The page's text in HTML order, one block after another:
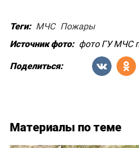
Теги: МЧС Пожары
Источник фото: фото ГУ МЧС
Поделиться:
Материалы по теме